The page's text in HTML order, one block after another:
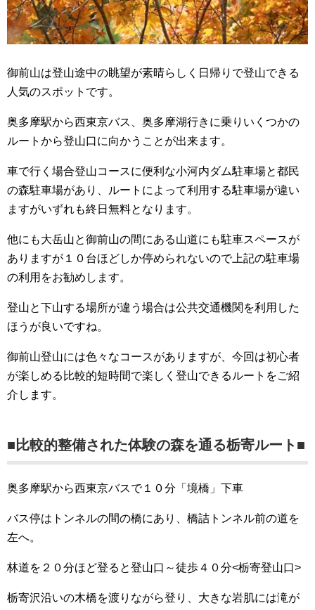
御前山は登山途中の眺望が素晴らしく日帰りで登山できる
人気のスポットです。
奥多摩駅から西東京バス、奥多摩湖行きに乗りいくつかの
ルートから登山口に向かうことが出来ます。
車で行く場合登山コースに便利な小河内ダム駐車場と都民
の森駐車場があり、ルートによって利用する駐車場が違い
ますがいずれも終日無料となります。
他にも大岳山と御前山の間にある山道にも駐車スペースが
ありますが１０台ほどしか停められないので上記の駐車場
の利用をお勧めします。
登山と下山する場所が違う場合は公共交通機関を利用した
ほうが良いですね。
御前山登山には色々なコースがありますが、今回は初心者
が楽しめる比較的短時間で楽しく登山できるルートをご紹
介します。
■比較的整備された体験の森を通る栃寄ルート■
奥多摩駅から西東京バスで１０分「境橋」下車
バス停はトンネルの間の橋にあり、橋詰トンネル前の道を
左へ。
林道を２０分ほど登ると登山口～徒歩４０分<栃寄登山口>
栃寄沢沿いの木橋を渡りながら登り、大きな岩肌には滝が